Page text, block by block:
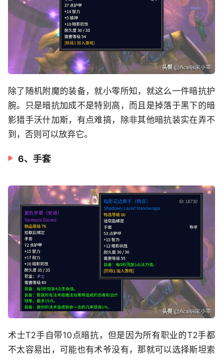
除了随机附魔的装备，就小零所知，就这么一件暗抗护
腕。只是暗抗加成不是特别高，而且是掉落于黑下的暗
影猎手沃什加斯，有点难搞，除非其他暗抗装实在弄不
到，否则可以放弃它。
6、手套
术士T2手自带10点暗抗，但是因为所有职业的T2手都
不太容易出，可能也有术爷没有，那就可以选择斯坦索